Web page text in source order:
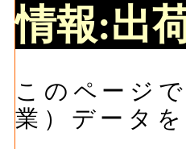
情報:出
このページ
業）データを